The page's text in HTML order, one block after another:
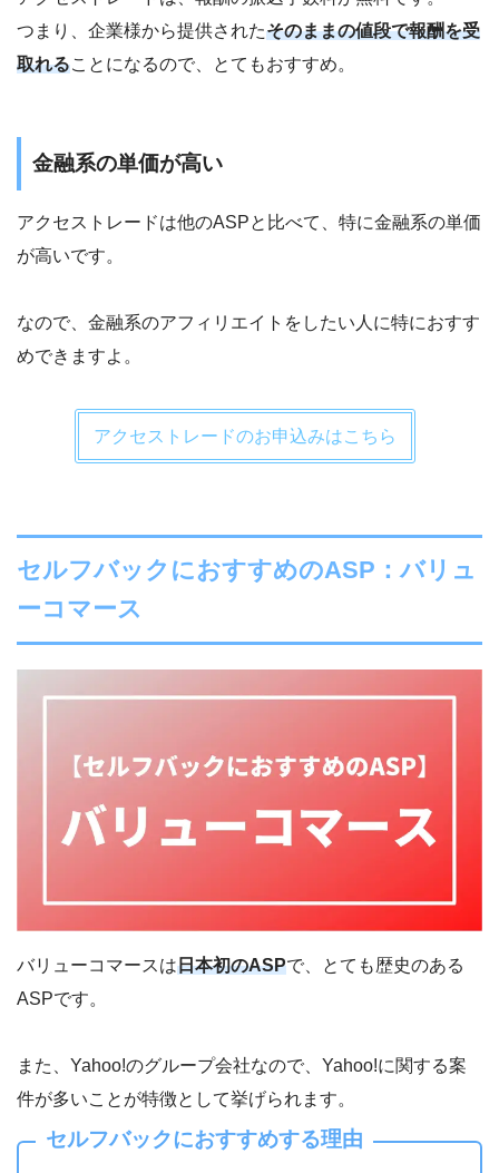
つまり、企業様から提供されたそのままの値段で報酬を受
取れることになるので、とてもおすすめ。
金融系の単価が高い
アクセストレードは他のASPと比べて、特に金融系の単価
が高いです。
なので、金融系のアフィリエイトをしたい人に特におすす
めできますよ。
アクセストレードのお申込みはこちら
セルフバックにおすすめのASP：バリュ
ーコマース
バリューコマースは日本初のASPで、とても歴史のある
ASPです。
また、Yahoo!のグループ会社なので、Yahoo!に関する案
件が多いことが特徴として挙げられます。
セルフバックにおすすめする理由